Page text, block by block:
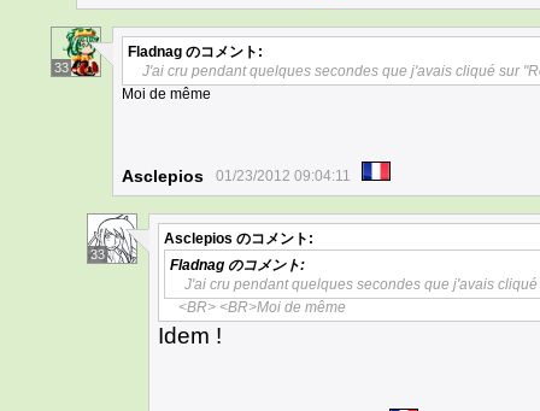
33
Fladnag のコメント:
J'ai cru pendant quelques secondes que j'avais cliqué sur
Moi de même
Asclepios 01/23/2012 09:04:11
33
Asclepios のコメント:
Fladnag のコメント:
J'ai cru pendant quelques secondes que j'avais
<BR> <BR>Moi de même
Idem !